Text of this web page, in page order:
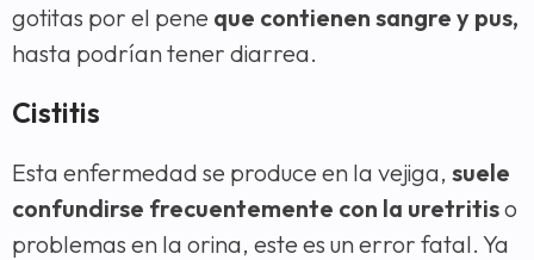
gotitas por el pene que contienen sangre y pus,
hasta podrían tener diarrea.
Cistitis
Esta enfermedad se produce en la vejiga, suele
confundirse frecuentemente con la uretritiso
problemas en la orina, este es un error fatal. Ya